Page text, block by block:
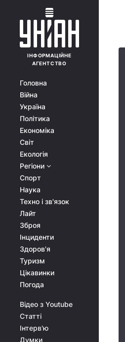
ІНФОРМАЦІЙНЕ
АГЕНТСТВО
Головна
Війна
Україна
Політика
Економіка
Світ
Екологія
Регіони
Спорт
Наука
Техно і зв'язок
Лайт
Зброя
Інциденти
Здоров'я
Туризм
Цікавинки
Погода
Відео з Youtube
Статті
Інтерв'ю
Думки